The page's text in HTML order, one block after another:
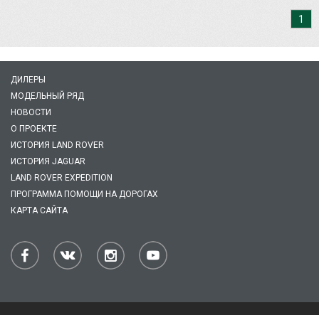
1
ДИЛЕРЫ
МОДЕЛЬНЫЙ РЯД
НОВОСТИ
О ПРОЕКТЕ
ИСТОРИЯ LAND ROVER
ИСТОРИЯ JAGUAR
LAND ROVER EXPEDITION
ПРОГРАММА ПОМОЩИ НА ДОРОГАХ
КАРТА САЙТА